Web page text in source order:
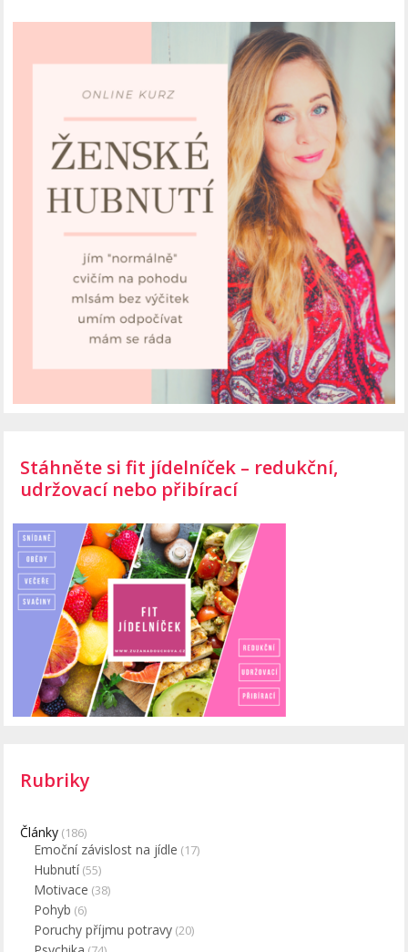
Stáhněte si fit jídelníček – redukční,
udržovací nebo přibírací
Rubriky
Články (186)
Emoční závislost na jídle (17)
Hubnutí(55)
Motivace (38)
Pohyb (6)
Poruchy příjmu potravy (20)